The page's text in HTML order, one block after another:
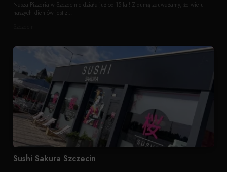
Nasza Pizzeria w Szczecinie działa już od 15 lat! Z dumą zauważamy, że wielu
naszych klientów jest z...
Sushi Sakura Szczecin